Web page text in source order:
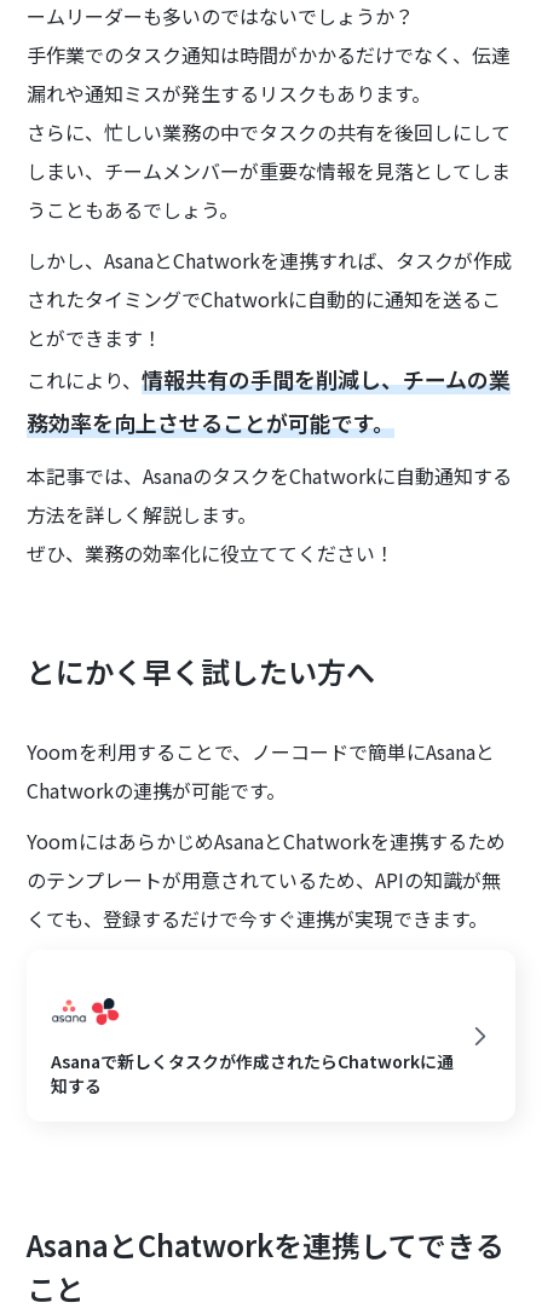
ームリーダーも多いのではないでしょうか？
手作業でのタスク通知は時間がかかるだけでなく、伝達
漏れや通知ミスが発生するリスクもあります。
さらに、忙しい業務の中でタスクの共有を後回しにして
しまい、チームメンバーが重要な情報を見落としてしま
うこともあるでしょう。
しかし、AsanaとChatworkを連携すれば、タスクが作成
されたタイミングでChatworkに自動的に通知を送るこ
とができます！
これにより、情報共有の手間を削減し、チームの業
務効率を向上させることが可能です。
本記事では、AsanaのタスクをChatworkに自動通知する
方法を詳しく解説します。
ぜひ、業務の効率化に役立ててください！
とにかく早く試したい方へ
Yoomを利用することで、ノーコードで簡単にAsanaと
Chatworkの連携が可能です。
YoomにはあらかじめAsanaとChatworkを連携するため
のテンプレートが用意されているため、APIの知識が無
くても、登録するだけで今すぐ連携が実現できます。
Asanaで新しくタスクが作成されたらChatworkに通
知する
AsanaとChatworkを連携してできる
こと